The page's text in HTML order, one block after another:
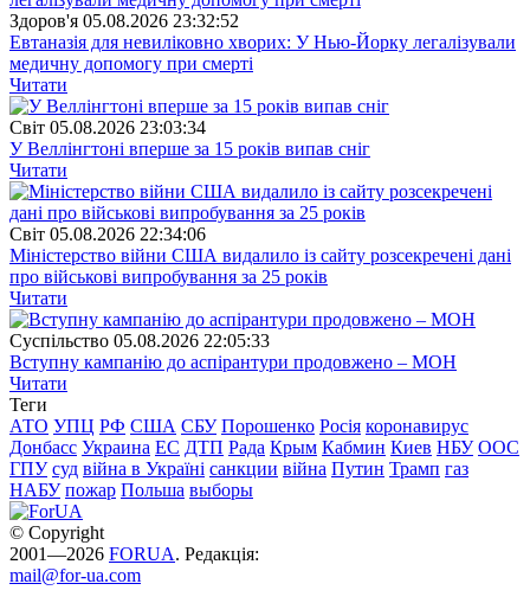
Здоров'я 05.08.2026 23:32:52
Евтаназія для невиліковно хворих: У Нью-Йорку легалізували
медичну допомогу при смерті
Читати
Свiт 05.08.2026 23:03:34
У Веллінгтоні вперше за 15 років випав сніг
Читати
Свiт 05.08.2026 22:34:06
Міністерство війни США видалило із сайту розсекречені дані
про військові випробування за 25 років
Читати
Суспiльство 05.08.2026 22:05:33
Вступну кампанію до аспірантури продовжено – МОН
Читати
Теги
АТО УПЦ РФ США СБУ Порошенко Росія коронавирус
Донбасс Украина ЕС ДТП Рада Крым Кабмин Киев НБУ ООС
ГПУ суд війна в Україні санкции війна Путин Трамп газ
НАБУ пожар Польша выборы
© Copyright
2001—2026 FORUA. Редакція:
mail@for-ua.com